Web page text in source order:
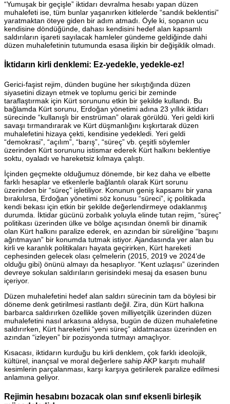
“Yumuşak bir geçişle” iktidarı devralma hesabı yapan düzen
muhalefeti ise, tüm bunlar yaşanırken kitlelerde “sandık beklentisi”
yaratmaktan öteye giden bir adım atmadı. Öyle ki, sopanın ucu
kendisine döndüğünde, dahası kendisini hedef alan kapsamlı
saldırıların işareti sayılacak hamleler gündeme geldiğinde dahi
düzen muhalefetinin tutumunda esasa ilişkin bir değişiklik olmadı.
İktidarın kirli denklemi: Ez-yedekle, yedekle-ez!
Gerici-faşist rejim, dünden bugüne her sıkıştığında düzen
siyasetini dizayn etmek ve toplumu gerici bir zeminde
taraflaştırmak için Kürt sorununu etkin bir şekilde kullandı. Bu
bağlamda Kürt sorunu, Erdoğan yönetimi adına 23 yıllık iktidarı
sürecinde “kullanışlı bir enstrüman” olarak görüldü. Yeri geldi kirli
savaşı tırmandırarak ve Kürt düşmanlığını kışkırtarak düzen
muhalefetini hizaya çekti, kendisine yedekledi. Yeri geldi
“demokrasi”, “açılım”, “barış”, “süreç” vb. çeşitli söylemler
üzerinden Kürt sorununu istismar ederek Kürt halkını beklentiye
soktu, oyaladı ve hareketsiz kılmaya çalıştı.
İçinden geçmekte olduğumuz dönemde, bir kez daha ve elbette
farklı hesaplar ve etkenlerle bağlantılı olarak Kürt sorunu
üzerinden bir “süreç” işletiliyor. Konunun geniş kapsamı bir yana
bırakılırsa, Erdoğan yönetimi söz konusu “süreci”, iç politikada
kendi bekası için etkin bir şekilde değerlendirmeye odaklanmış
durumda. İktidar gücünü zorbalık yoluyla elinde tutan rejim, “süreç”
politikası üzerinden ülke ve bölge açısından önemli bir dinamik
olan Kürt halkını paralize ederek, en azından bir süreliğine “başını
ağrıtmayan” bir konumda tutmak istiyor. Ajandasında yer alan bu
kirli ve karanlık politikaları hayata geçirirken, Kürt hareketi
cephesinden gelecek olası çelmelerin (2015, 2019 ve 2024’de
olduğu gibi) önünü almayı da hesaplıyor. “Kent uzlaşısı” üzerinden
devreye sokulan saldırıların gerisindeki mesaj da esasen bunu
içeriyor.
Düzen muhalefetini hedef alan saldırı sürecinin tam da böylesi bir
döneme denk getirilmesi rastlantı değil. Zira, dün Kürt halkına
barbarca saldırırken özellikle şoven milliyetçilik üzerinden düzen
muhalefetini nasıl arkasına aldıysa, bugün de düzen muhalefetine
saldırırken, Kürt hareketini “yeni süreç” aldatmacası üzerinden en
azından “izleyen” bir pozisyonda tutmayı amaçlıyor.
Kısacası, iktidarın kurduğu bu kirli denklem, çok farklı ideolojik,
kültürel, inançsal ve moral değerlere sahip AKP karşıtı muhalif
kesimlerin parçalanması, karşı karşıya getirilerek paralize edilmesi
anlamına geliyor.
Rejimin hesabını bozacak olan sınıf eksenli birleşik